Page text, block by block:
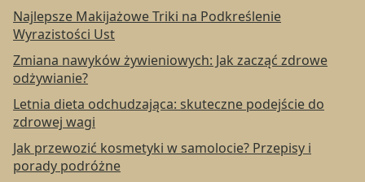
Najlepsze Makijażowe Triki na Podkreślenie
Wyrazistości Ust
Zmiana nawyków żywieniowych: Jak zacząć zdrowe
odżywianie?
Letnia dieta odchudzająca: skuteczne podejście do
zdrowej wagi
Jak przewozić kosmetyki w samolocie? Przepisy i
porady podróżne